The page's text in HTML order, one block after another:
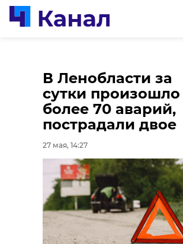
В Ленобласти за
сутки произошло
более 70 аварий,
пострадали двое
27 мая, 14:27
0:00 / 0:00
Видео: ГУ МВД РФ по
Ленобласти
Девочка-
из Всеволожского
района
перед судом за
кражу у бабушки
дедушки
27 мая, 13:33